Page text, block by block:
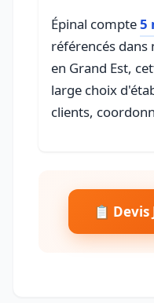
Épinal compte5
référencés dans
en Grand Est,
large choix
clients,
📋